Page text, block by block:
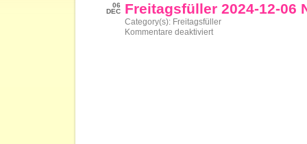
13
06
DEC
Freitagsfüller 2024-12-06
Category(s): Freitagsfüller
Kommentare deaktiviertfür